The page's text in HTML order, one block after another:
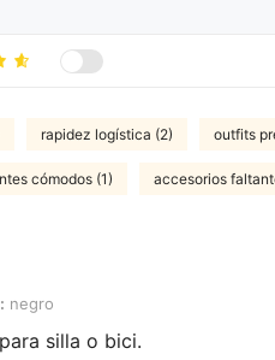
rapidez logística (2) outfits
cómodos (1) accesorios
negro
silla o bici.